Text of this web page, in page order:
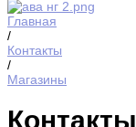
Главная
/
Контакты
/
Магазины
Контакты